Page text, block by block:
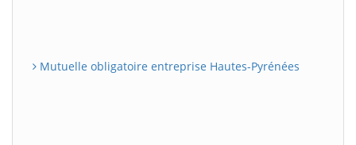
Mutuelle obligatoire entreprise Hautes-Pyrénées